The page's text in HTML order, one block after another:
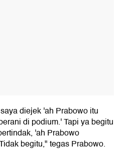
diejek 'ah Prabowo itu
di podium.' Tapi ya begitu
'ah Prabowo
begitu," tegas Prabowo.